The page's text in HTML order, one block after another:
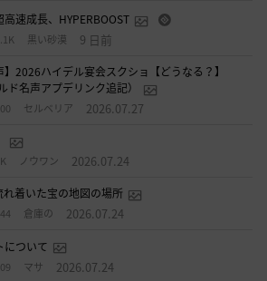
速成長、HYPERBOOST
黒い砂漠 9 日前
】2026ハイデル宴会スクショ【どうなる？】
ド名声アプデリンク追記）
セルベリア 2026.07.27
ノウワン 2026.07.24
れ着いた宝の地図の場所
倉庫の 2026.07.24
について
マサ 2026.07.24